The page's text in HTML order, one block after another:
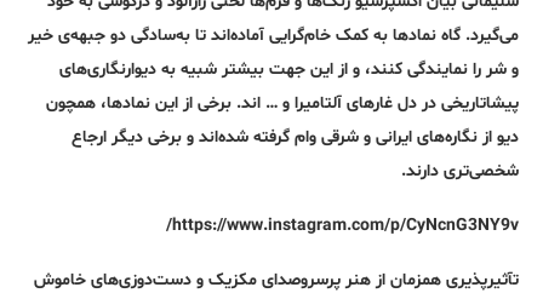
می‌گیرد. گاه نمادها به کمک خام‌گرایی آماده‌اند تا به‌سادگی دو جبهه‌ی خیر
و شر را نمایندگی کنند، و از این جهت بیشتر شبیه به دیوارنگاری‌های
پیشاتاریخی در دل غارهای آلتامیرا و … اند. برخی از این نمادها، همچون
دیو از نگاره‌های ایرانی و شرقی وام گرفته شده‌اند و برخی دیگر ارجاع
شخصی‌تری دارند.
https://www.instagram.com/p/CyNcnG3NY9v/
تآثیرپذیری همزمان از هنر پرسروصدای مکزیک و دست‌دوزی‌های خاموش